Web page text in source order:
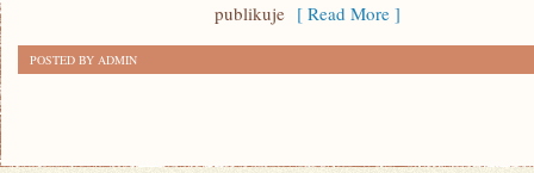
publikuje [ Read More ]
POSTED BY ADMIN